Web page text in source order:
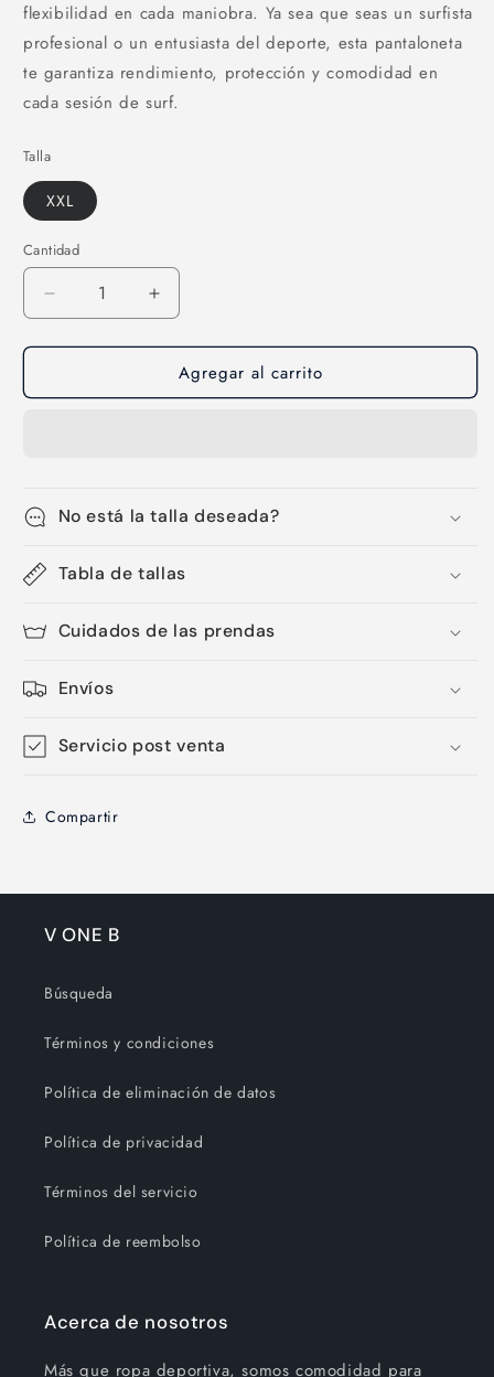
flexibilidad en cada maniobra. Ya sea que seas un surfista
profesional o un entusiasta del deporte, esta pantaloneta
te garantiza rendimiento, protección y comodidad en
cada sesión de surf.
Talla
XXL
Cantidad
Cantidad
Reducir
cantidad
para
surf-
Aumentar
cantidad
para
Pantaloneta
surf-
Agregar al carrito
No está la talla deseada?
Tabla de tallas
Cuidados de las prendas
Envíos
Servicio post venta
Compartir
V ONE B
Búsqueda
Términos y condiciones
Política de eliminación de datos
Política de privacidad
Términos del servicio
Política de reembolso
Acerca de nosotros
Más que ropa deportiva, somos comodidad para